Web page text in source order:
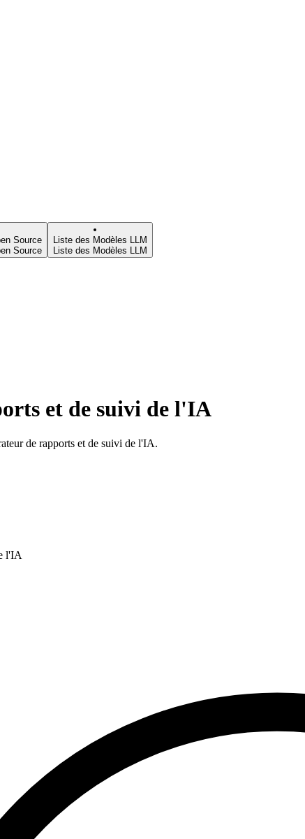
Source
Source
Liste des Modèles LLM
Liste des Modèles LLM
et de suivi de l'IA
de rapports et de suivi de l'IA.
l'IA